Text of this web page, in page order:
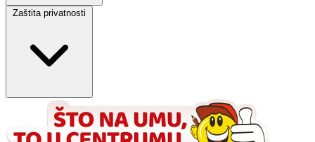
Zaštita privatnosti